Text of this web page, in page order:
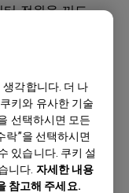
각합니다. 더 나
키와 유사한 기술
선택하시면 모든
락”을 선택하시면
있습니다. 쿠키 설
니다. 자세한 내용
참고해 주세요.
전원을 꺼도
자동으로 실행
어떻게 확인